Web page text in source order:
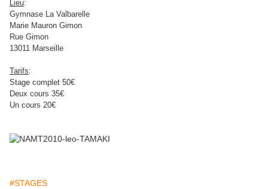
Lieu:
Gymnase La Valbarelle
Marie Mauron Gimon
Rue Gimon
13011 Marseille
Tarifs:
Stage complet 50€
Deux cours 35€
Un cours 20€
#STAGES